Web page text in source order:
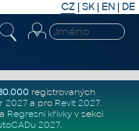
CZ | SK| EN | DE
registrovaných
2027a pro Revit 2027.
a Regresní křivkyv sekci
2027.